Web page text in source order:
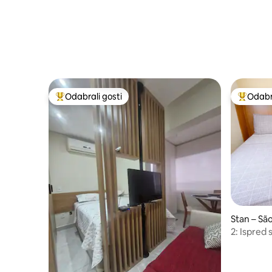
Među najviše rangiranima s oznakom „Odabrali gosti”
Odabrali gosti Među
Stan –
2: Ispred